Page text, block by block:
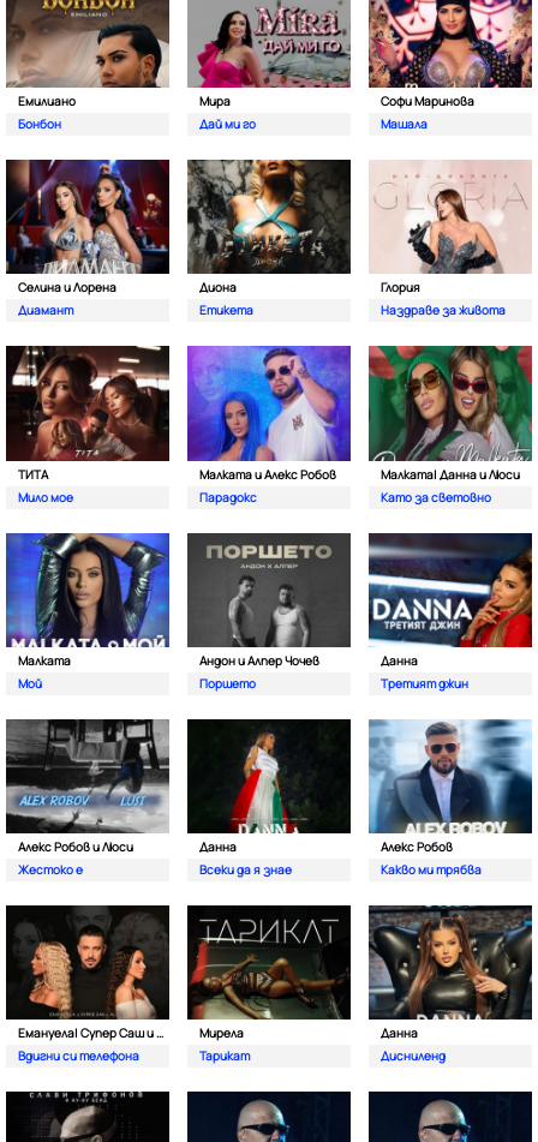
Емилиано
Бонбон
Мира
Дай ми го
Софи Маринова
Машала
Селина и Лорена
Диамант
Диона
Етикета
Глория
Наздраве за живота
ТИТА
Мило мое
Малката и Алекс Робов
Парадокс
Малката| Данна и Люси
Като за световно
Малката
Мой
Андон и Алпер Чочев
Поршето
Данна
Третият джин
Алекс Робов и Люси
Жестоко е
Данна
Всеки да я знае
Алекс Робов
Какво ми трябва
Емануела| Супер Саш и Алисия
Вдигни си телефона
Мирела
Тарикат
Данна
Дисниленд